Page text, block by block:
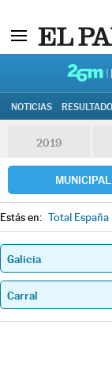
NOTICIAS
2019
Estás en: Total España